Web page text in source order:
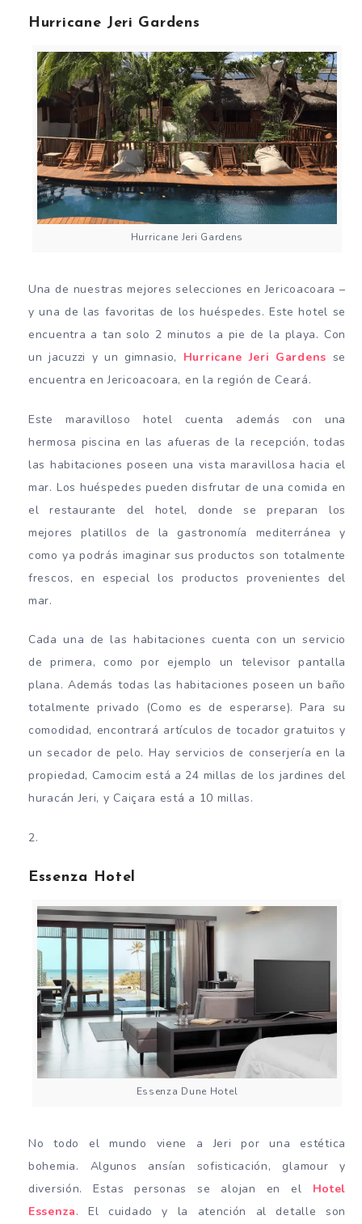
Hurricane Jeri Gardens
Hurricane Jeri Gardens
Una de nuestras mejores selecciones en Jericoacoara –
y una de las favoritas de los huéspedes. Este hotel se
encuentra a tan solo 2 minutos a pie de la playa. Con
un jacuzzi y un gimnasio, Hurricane Jeri Gardens se
encuentra en Jericoacoara, en la región de Ceará.
Este maravilloso hotel cuenta además con una
hermosa piscina en las afueras de la recepción, todas
las habitaciones poseen una vista maravillosa hacia el
mar. Los huéspedes pueden disfrutar de una comida en
el restaurante del hotel, donde se preparan los
mejores platillos de la gastronomía mediterránea y
como ya podrás imaginar sus productos son totalmente
frescos, en especial los productos provenientes del
mar.
Cada una de las habitaciones cuenta con un servicio
de primera, como por ejemplo un televisor pantalla
plana. Además todas las habitaciones poseen un baño
totalmente privado (Como es de esperarse). Para su
comodidad, encontrará artículos de tocador gratuitos y
un secador de pelo. Hay servicios de conserjería en la
propiedad, Camocim está a 24 millas de los jardines del
huracán Jeri, y Caiçara está a 10 millas.
Essenza Hotel
Essenza Dune Hotel
No todo el mundo viene a Jeri por una estética
bohemia. Algunos ansían sofisticación, glamour y
diversión. Estas personas se alojan en el Hotel
Essenza. El cuidado y la atención al detalle son